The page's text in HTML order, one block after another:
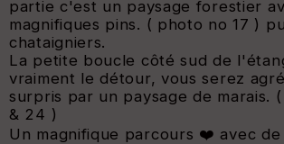
partie c'est un paysage forestier
magnifiques pins. ( photo no 17 )
chataigniers.
La petite boucle côté sud de
vraiment le détour, vous serez
surpris par un paysage de marais.
& 24 )
Un magnifique parcours ❤️ avec